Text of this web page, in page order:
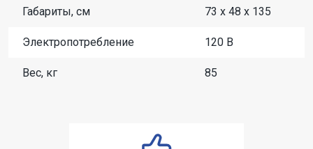
Габариты, см 73 x 48 x 135
Электропотребление 120 В
Вес, кг 85